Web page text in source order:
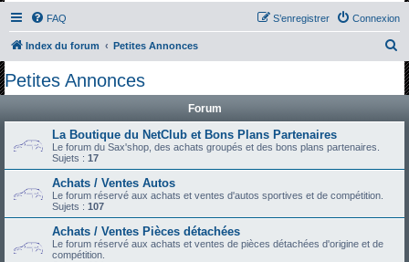
FAQ Connexion
S’enregistrer
Index du forum Petites Annonces
e
Petites Annonces
Forum
La Boutique du NetClub et Bons Plans Partenaires
Le forum du Sax'shop, des achats groupés et des bons plans partenaires.
Sujets : 17
Achats / Ventes Autos
Le forum réservé aux achats et ventes d'autos sportives et de compétition.
Sujets : 107
Achats / Ventes Pièces détachées
Le forum réservé aux achats et ventes de pièces détachées d'origine et de
compétition.